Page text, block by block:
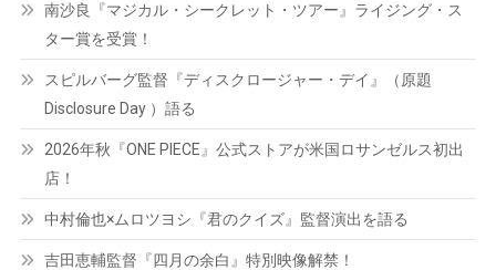
南沙良『マジカル・シークレット・ツアー』ライジング・ス
ター賞を受賞！
スピルバーグ監督『ディスクロージャー・デイ』（原題
Disclosure Day ）語る
2026年秋『ONE PIECE』公式ストアが米国ロサンゼルス初出
店！
中村倫也×ムロツヨシ『君のクイズ』監督演出を語る
吉田恵輔監督『四月の余白』特別映像解禁！